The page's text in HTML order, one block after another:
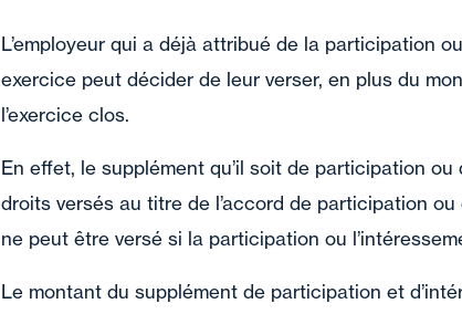
L’employeur qui a déjà attribué de la participation
exercice peut décider de leur verser, en plus du
l’exercice clos.
En effet, le supplément qu’il soit de participation
droits versés au titre de l’accord de participation
ne peut être versé si la participation ou
Le montant du supplément de participation et